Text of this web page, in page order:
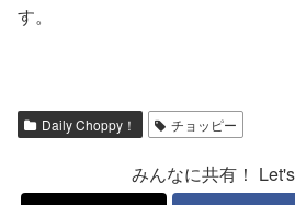
す。
Daily Choppy！ チョッピー
みんなに共有！ Let's